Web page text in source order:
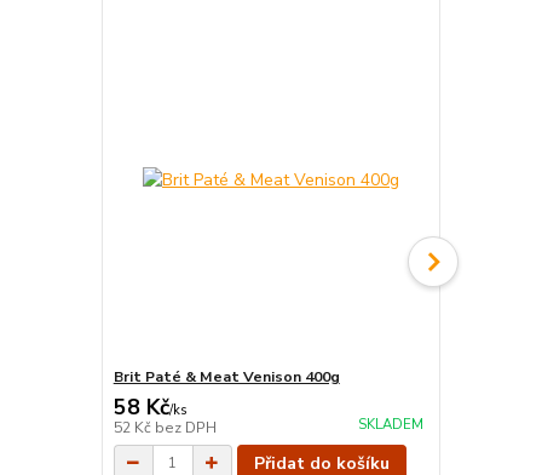
Brit Paté & Meat Venison 400g
58 Kč/ks
52 Kč bez DPH SKLADEM
Přidat do košíku